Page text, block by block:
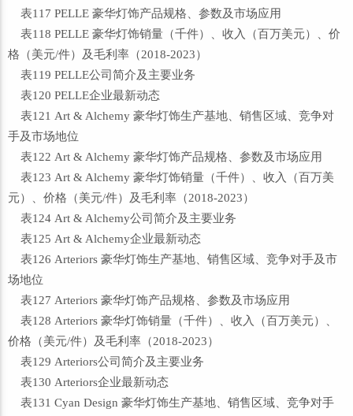
表117 PELLE 豪华灯饰产品规格、参数及市场应用
表118 PELLE 豪华灯饰销量（千件）、收入（百万美元）、价
格（美元/件）及毛利率（2018-2023）
表119 PELLE公司简介及主要业务
表120 PELLE企业最新动态
表121 Art & Alchemy 豪华灯饰生产基地、销售区域、竞争对
手及市场地位
表122 Art & Alchemy 豪华灯饰产品规格、参数及市场应用
表123 Art & Alchemy 豪华灯饰销量（千件）、收入（百万美
元）、价格（美元/件）及毛利率（2018-2023）
表124 Art & Alchemy公司简介及主要业务
表125 Art & Alchemy企业最新动态
表126 Arteriors 豪华灯饰生产基地、销售区域、竞争对手及市
场地位
表127 Arteriors 豪华灯饰产品规格、参数及市场应用
表128 Arteriors 豪华灯饰销量（千件）、收入（百万美元）、
价格（美元/件）及毛利率（2018-2023）
表129 Arteriors公司简介及主要业务
表130 Arteriors企业最新动态
表131 Cyan Design 豪华灯饰生产基地、销售区域、竞争对手